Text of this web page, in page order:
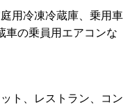
用冷凍冷蔵庫、乗用車
車の乗員用エアコンな
ト、レストラン、コン